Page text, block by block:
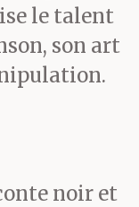
le talent
son art
noir et